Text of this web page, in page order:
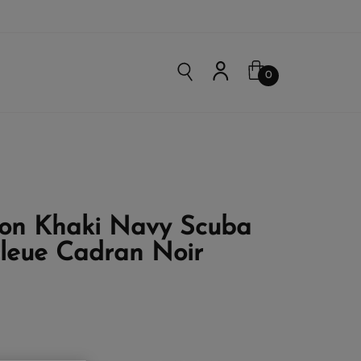
0
Khaki Navy Scuba
Cadran Noir